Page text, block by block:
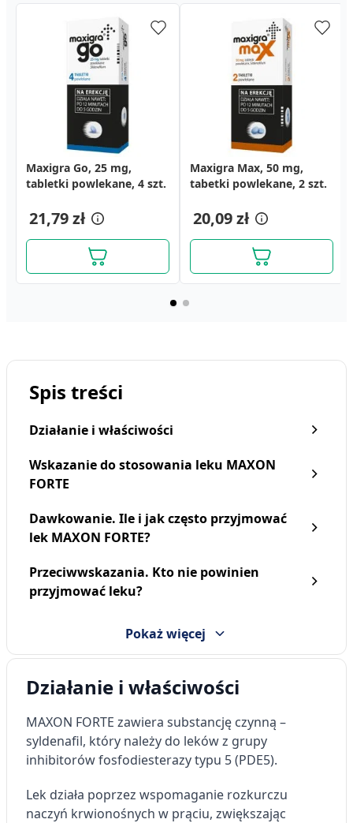
Maxigra Go, 25 mg,
tabletki powlekane, 4 szt.
21,79 zł
Maxigra Max, 50 mg,
tabetki powlekane, 2 szt.
20,09 zł
Spis treści
Działanie i właściwości
Wskazanie do stosowania leku MAXON
FORTE
Dawkowanie. Ile i jak często przyjmować
lek MAXON FORTE?
Przeciwwskazania. Kto nie powinien
przyjmować leku?
Pokaż więcej
Działanie i właściwości
MAXON FORTE zawiera substancję czynną –
syldenafil, który należy do leków z grupy
inhibitorów fosfodiesterazy typu 5 (PDE5).
Lek działa poprzez wspomaganie rozkurczu
naczyń krwionośnych w prąciu, zwiększając